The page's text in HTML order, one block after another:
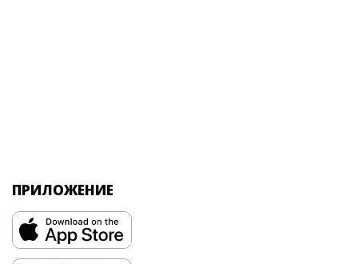
ПРИЛОЖЕНИЕ